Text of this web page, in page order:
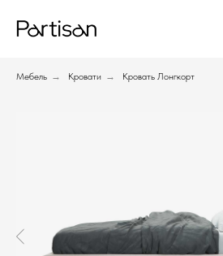
Мебель → Кровати → Кровать Лонгкорт